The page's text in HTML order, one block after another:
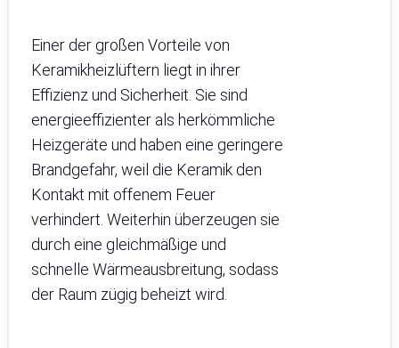
Einer der großen Vorteile von
Keramikheizlüftern liegt in ihrer
Effizienz und Sicherheit. Sie sind
energieeffizienter als herkömmliche
Heizgeräte und haben eine geringere
Brandgefahr, weil die Keramik den
Kontakt mit offenem Feuer
verhindert. Weiterhin überzeugen sie
durch eine gleichmäßige und
schnelle Wärmeausbreitung, sodass
der Raum zügig beheizt wird.